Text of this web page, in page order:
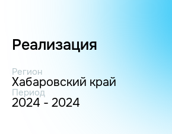
Реализация
Регион
Хабаровский край
Период
2024 - 2024